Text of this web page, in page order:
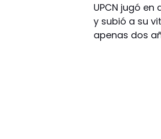
UPCN jugó
y subió a su
apenas dos